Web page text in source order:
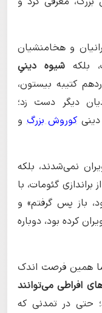
و هخامنشیان
بلکه شیوه دینیِ
کتیبه بیستون،
دیگر دست زد؛
کوروش بزرگو
نمی‌شدند، بلکه
گئومات، با
باز پس گرفتم» و
کرده بود، دوباره
همین فرصت اندک
افراطی می‌توانند
؛ حتی در تمدنی که